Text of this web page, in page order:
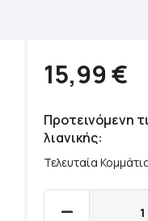
15,99 €
Προτεινόμενη
λιανικής
Τελευταία